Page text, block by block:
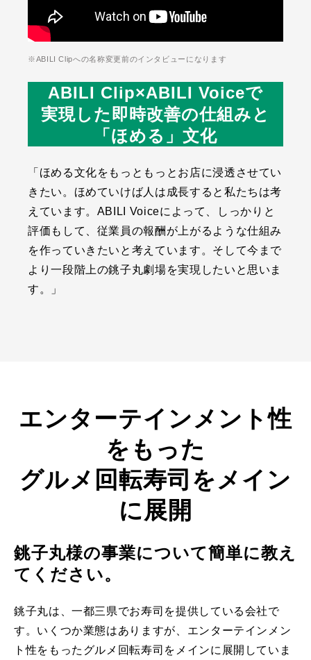
※ABILI Clipへの名称変更前のインタビューになります
ABILI Clip×ABILI Voiceで
実現した即時改善の仕組みと
「ほめる」文化
「ほめる文化をもっともっとお店に浸透させてい
きたい。ほめていけば人は成長すると私たちは考
えています。ABILI Voiceによって、しっかりと
評価もして、従業員の報酬が上がるような仕組み
を作っていきたいと考えています。そして今まで
より⼀段階上の銚⼦丸劇場を実現したいと思いま
す。」
エンターテインメント性
をもった
グルメ回転寿司をメイン
に展開
銚子丸様の事業について簡単に教え
てください。
銚子丸は、一都三県でお寿司を提供している会社で
す。いくつか業態はありますが、エンターテインメン
ト性をもったグルメ回転寿司をメインに展開していま